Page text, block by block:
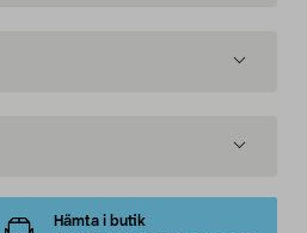
Hämta i butik